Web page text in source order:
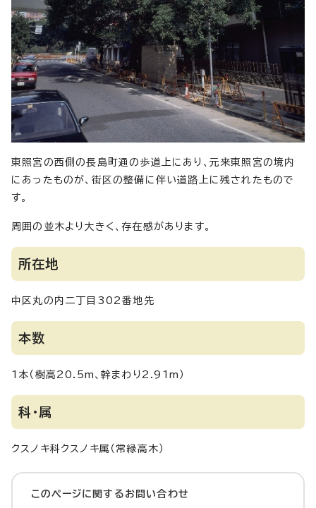
東照宮の西側の長島町通の歩道上にあり、元来東照宮の境内
にあったものが、街区の整備に伴い道路上に残されたもので
す。
周囲の並木より大きく、存在感があります。
所在地
中区丸の内二丁目302番地先
本数
1本（樹高20.5m、幹まわり2.91m）
科・属
クスノキ科クスノキ属（常緑高木）
このページに関する お問い合わせ